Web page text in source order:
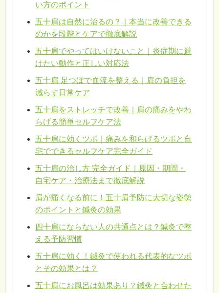
い方のポイント
五十肩は自然に治るの？｜本当に改善できる
のかを段階とケアで徹底解説
五十肩でやってはいけないこと｜炎症期に避
けたい動作と正しい対応法
五十肩 足つぼで血流を整える｜肩の負担を
減らす日常ケア
五十肩をストレッチで改善｜肩の痛みをやわ
らげる簡単セルフケア法
五十肩に効くツボ｜痛みを和らげるツボと自
宅でできるセルフケア完全ガイド
五十肩の治し方 完全ガイド｜原因・期間・
自宅ケア・治療法まで徹底解説
肩が痛くなる前に！五十肩予防に大切な姿勢
のポイントと鍼灸の効果
四十肩にならない人の共通点とは？鍼灸で整
える予防習慣
五十肩に効く！鍼灸で使われる代表的なツボ
とその効果とは？
五十肩にお風呂は効果あり？鍼灸と合わせた